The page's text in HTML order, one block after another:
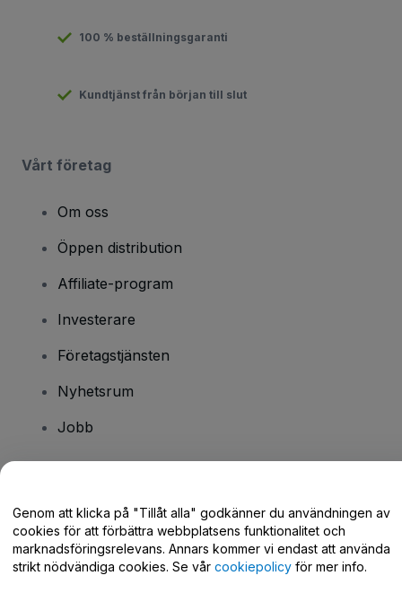
100 % beställningsgaranti
Kundtjänst från början till slut
Vårt företag
Om oss
Öppen distribution
Affiliate-program
Investerare
Företagstjänsten
Nyhetsrum
Jobb
Hjälpcenter / Kontakta oss
Genom att klicka på "Tillåt alla" godkänner du användningen av
cookies för att förbättra webbplatsens funktionalitet och
marknadsföringsrelevans. Annars kommer vi endast att använda
strikt nödvändiga cookies. Se vår cookiepolicy för mer info.